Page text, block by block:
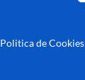
Politica de Cookies